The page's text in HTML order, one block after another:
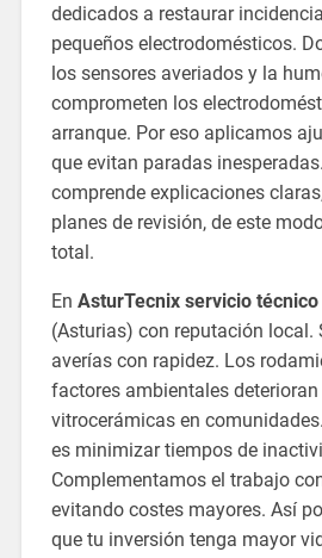
dedicados a restaurar
pequeños electrodomésticos.
los sensores averiados y la
comprometen los
arranque. Por eso aplicamos
que evitan paradas
comprende explicaciones
planes de revisión, de este
total.
En AsturTecnix servicio
(Asturias) con reputación local.
averías con rapidez. Los
factores ambientales
vitrocerámicas en
es minimizar tiempos de
Complementamos el trabajo
evitando costes mayores. Así
que tu inversión tenga mayor